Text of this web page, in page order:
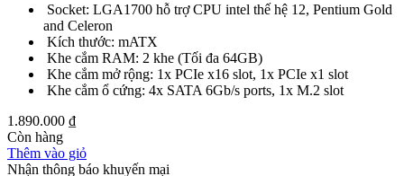
Socket: LGA1700 hỗ trợ CPU intel thế hệ 12, Pentium Gold
and Celeron
Kích thước: mATX
Khe cắm RAM: 2 khe (Tối đa 64GB)
Khe cắm mở rộng: 1x PCIe x16 slot, 1x PCIe x1 slot
Khe cắm ổ cứng: 4x SATA 6Gb/s ports, 1x M.2 slot
1.890.000 ₫
Còn hàng
Thêm vào giỏ
Nhận thông báo khuyến mại